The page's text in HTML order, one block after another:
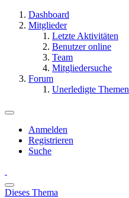
Dashboard
Mitglieder
Letzte Aktivitäten
Benutzer online
Team
Mitgliedersuche
Forum
Unerledigte Themen
Anmelden
Registrieren
Suche
Dieses Thema